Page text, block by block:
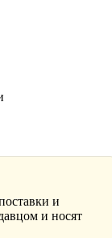
и
и носят